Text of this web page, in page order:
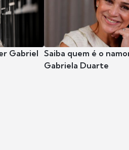
Gabriel Saiba quem é o
Gabriela Duarte